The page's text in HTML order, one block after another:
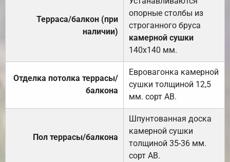
Терраса/балкон (при
наличии)
опорные столбы из
строганного бруса
камерной сушки
140х140 мм.
Отделка потолка террасы/
балкона
Евровагонка камерной
сушки толщиной 12,5
мм. сорт АВ.
Пол террасы/балкона
Шпунтованная доска
камерной сушки
толщиной 35-36 мм.
сорт АВ.